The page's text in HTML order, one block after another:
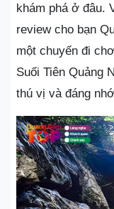
khám phá ở đâu.
review cho bạn
một chuyến đi
Suối Tiên Quảng
thú vị và đáng